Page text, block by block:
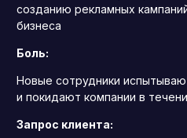
созданию рекламных
бизнеса
Боль:
Новые сотрудники
и покидают компании в
Запрос клиента: